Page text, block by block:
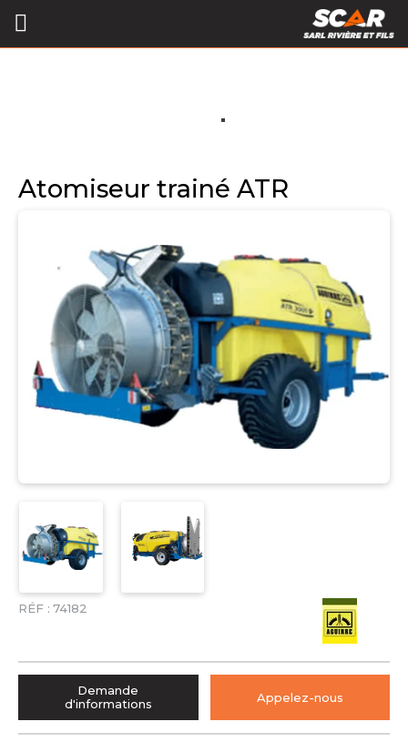
Atomiseur trainé ATR
RÉF : 74182
Demande
d'informations
Appelez-nous